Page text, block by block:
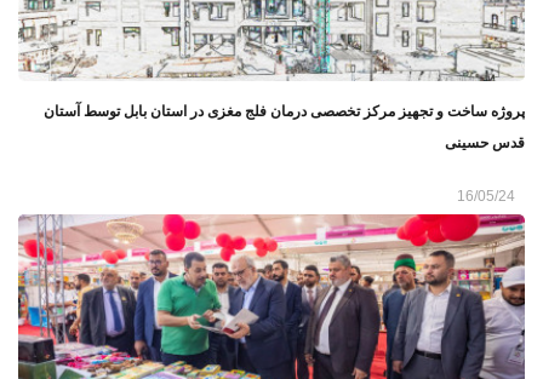
پروژه ساخت و تجهیز مرکز تخصصی درمان فلج مغزی در استان بابل توسط آستان
قدس حسینی
16/05/24